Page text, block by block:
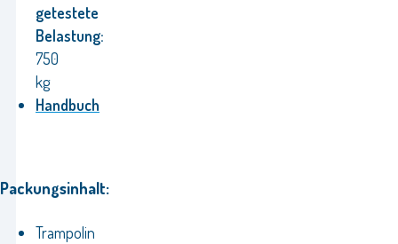
getestete
Belastung:
750
kg
Handbuch
Packungsinhalt:
Trampolin